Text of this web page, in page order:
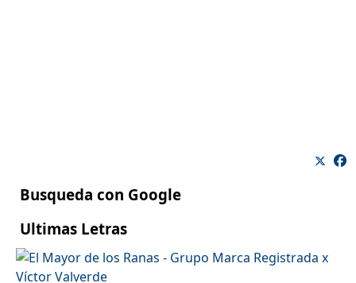
Busqueda con Google
Ultimas Letras